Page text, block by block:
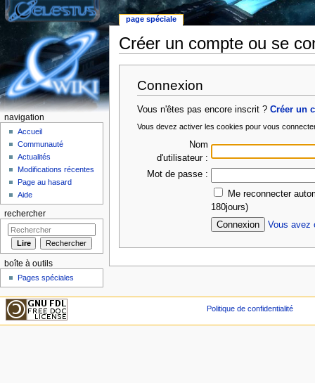
Créer un compte ou se
Connexion
Vous n'êtes pas encore inscrit ?Créer un
Vous devez activer les cookies pour vous
Nom
d'utilisateur :
Mot de passe :
Me reconnecter
180jours)
Vous avez
page spéciale
navigation
Accueil
Communauté
Actualités
Modifications récentes
Page au hasard
Aide
rechercher
boîte à outils
Pages spéciales
Politique de confidentialité